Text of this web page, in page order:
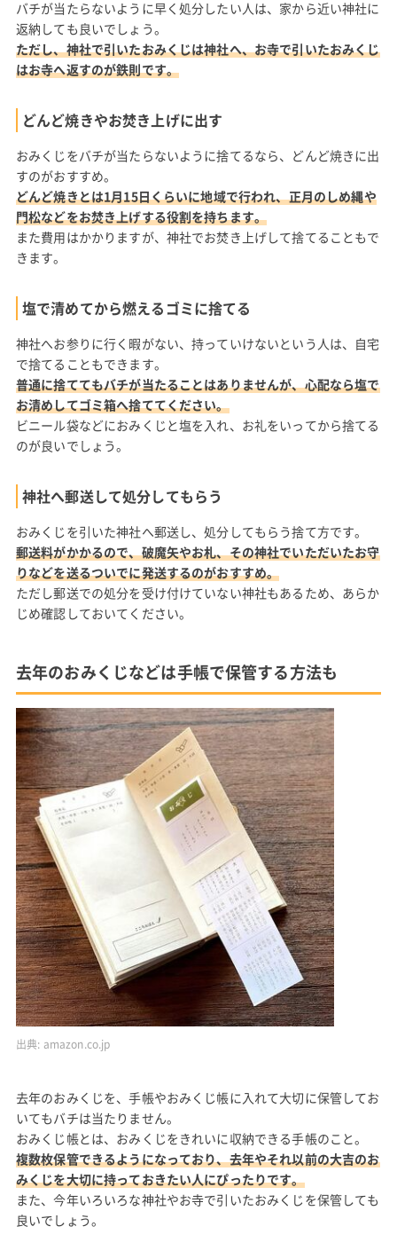
バチが当たらないように早く処分したい人は、家から近い神社に
返納しても良いでしょう。
ただし、神社で引いたおみくじは神社へ、お寺で引いたおみくじ
はお寺へ返すのが鉄則です。
どんど焼きやお焚き上げに出す
おみくじをバチが当たらないように捨てるなら、どんど焼きに出
すのがおすすめ。
どんど焼きとは1月15日くらいに地域で行われ、正月のしめ縄や
門松などをお焚き上げする役割を持ちます。
また費用はかかりますが、神社でお焚き上げして捨てることもで
きます。
塩で清めてから燃えるゴミに捨てる
神社へお参りに行く暇がない、持っていけないという人は、自宅
で捨てることもできます。
普通に捨ててもバチが当たることはありませんが、心配なら塩で
お清めしてゴミ箱へ捨ててください。
ビニール袋などにおみくじと塩を入れ、お礼をいってから捨てる
のが良いでしょう。
神社へ郵送して処分してもらう
おみくじを引いた神社へ郵送し、処分してもらう捨て方です。
郵送料がかかるので、破魔矢やお札、その神社でいただいたお守
りなどを送るついでに発送するのがおすすめ。
ただし郵送での処分を受け付けていない神社もあるため、あらか
じめ確認しておいてください。
去年のおみくじなどは手帳で保管する方法も
出典: amazon.co.jp
去年のおみくじを、手帳やおみくじ帳に入れて大切に保管してお
いてもバチは当たりません。
おみくじ帳とは、おみくじをきれいに収納できる手帳のこと。
複数枚保管できるようになっており、去年やそれ以前の大吉のお
みくじを大切に持っておきたい人にぴったりです。
また、今年いろいろな神社やお寺で引いたおみくじを保管しても
良いでしょう。